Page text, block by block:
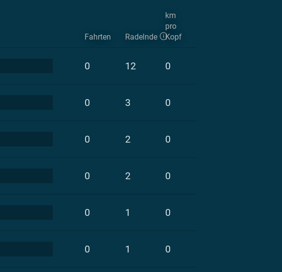
Fahrten Radelnde
km
pro
Kopf
0 12 0
0 3 0
0 2 0
0 2 0
0 1 0
0 1 0